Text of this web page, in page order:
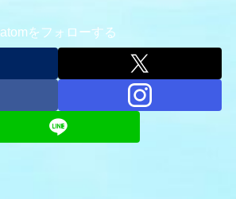
atomをフォローする